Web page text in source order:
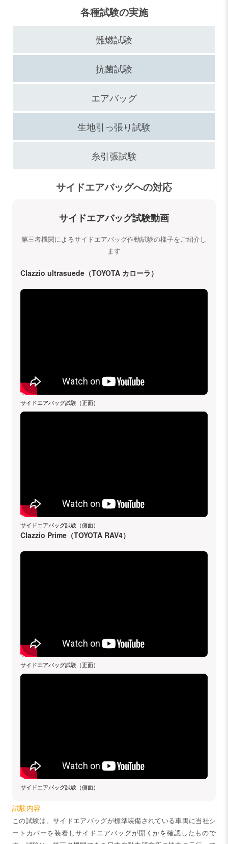
各種試験の実施
難燃試験
抗菌試験
エアバッグ
生地引っ張り試験
糸引張試験
サイドエアバッグへの対応
サイドエアバッグ試験動画
第三者機関によるサイドエアバッグ作動試験の様子をご紹介し
ます
Clazzio ultrasuede（TOYOTA カローラ）
サイドエアバッグ試験（正面）
サイドエアバッグ試験（側面）
Clazzio Prime（TOYOTA RAV4）
サイドエアバッグ試験（正面）
サイドエアバッグ試験（側面）
試験内容
この試験は、サイドエアバッグが標準装備されている車両に当社シ
ートカバーを装着しサイドエアバッグが開くかを確認したもので